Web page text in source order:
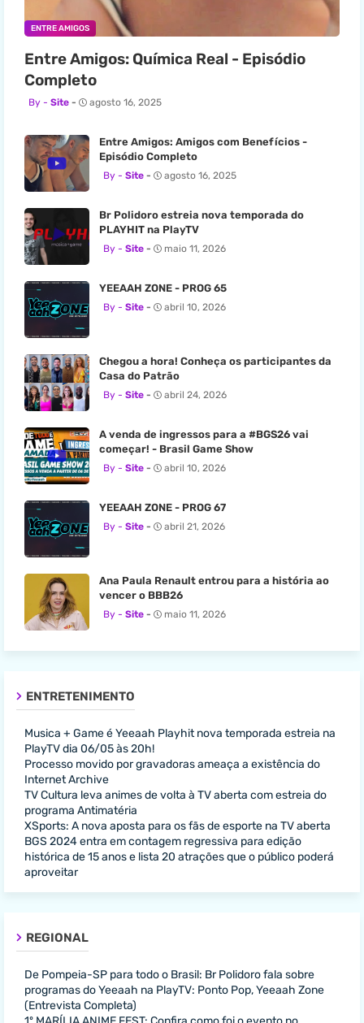
ENTRE AMIGOS
Entre Amigos: Química Real - Episódio
Completo
Site agosto 16, 2025
Entre Amigos: Amigos com Benefícios -
Episódio Completo
Site agosto 16, 2025
Br Polidoro estreia nova temporada do
PLAYHIT na PlayTV
Site maio 11, 2026
YEEAAH ZONE - PROG 65
Site abril 10, 2026
Chegou a hora! Conheça os participantes da
Casa do Patrão
Site abril 24, 2026
A venda de ingressos para a #BGS26 vai
começar! - Brasil Game Show
Site abril 10, 2026
YEEAAH ZONE - PROG 67
Site abril 21, 2026
Ana Paula Renault entrou para a história ao
vencer o BBB26
Site maio 11, 2026
ENTRETENIMENTO
Musica + Game é Yeeaah Playhit nova temporada estreia na
PlayTV dia 06/05 às 20h!
Processo movido por gravadoras ameaça a existência do
Internet Archive
TV Cultura leva animes de volta à TV aberta com estreia do
programa Antimatéria
XSports: A nova aposta para os fãs de esporte na TV aberta
BGS 2024 entra em contagem regressiva para edição
histórica de 15 anos e lista 20 atrações que o público poderá
aproveitar
REGIONAL
De Pompeia-SP para todo o Brasil: Br Polidoro fala sobre
programas do Yeeaah na PlayTV: Ponto Pop, Yeeaah Zone
(Entrevista Completa)